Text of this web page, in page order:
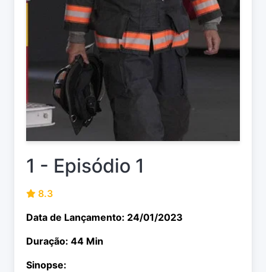
1 - Episódio 1
8.3
Data de Lançamento: 24/01/2023
Duração: 44 Min
Sinopse: